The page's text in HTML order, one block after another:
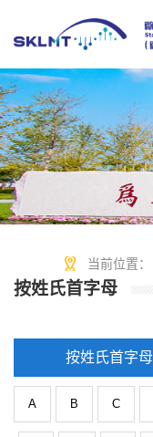
当前位置：
按姓氏首字母
按姓氏首字母
A B C